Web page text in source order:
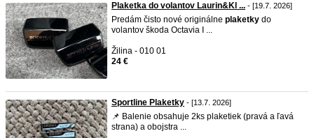
Plaketka do volantov Laurin&Kl ... - [19.7. 2026]
Predám čisto nové originálne plaketky do
volantov škoda Octavia I ...
Žilina - 010 01
24 €
Sportline Plaketky - [13.7. 2026]
📌 Balenie obsahuje 2ks plaketiek (pravá a ľavá
strana) a obojstra ...